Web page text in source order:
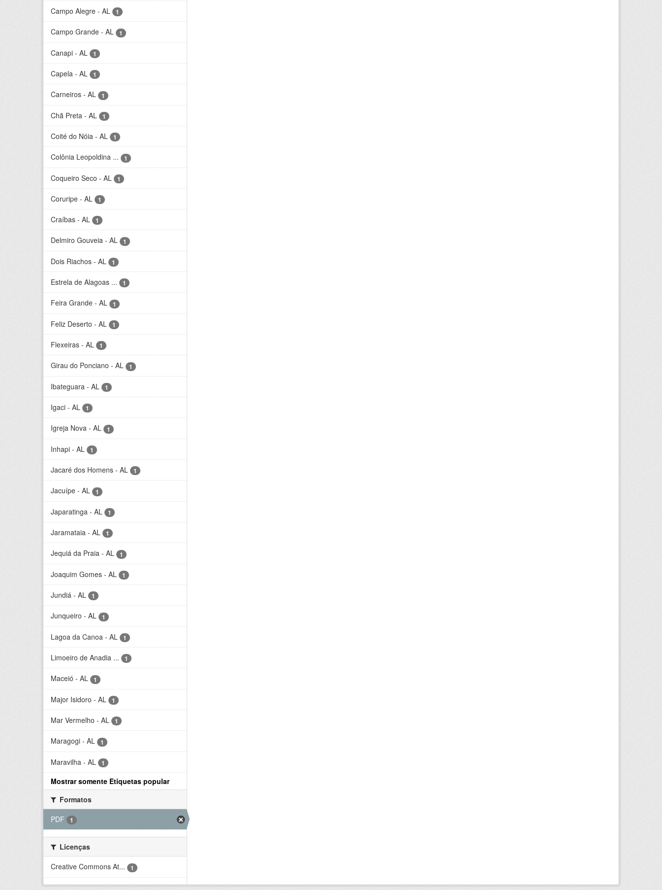
Campo Alegre - AL 1
Campo Grande - AL 1
Canapi - AL 1
Capela - AL 1
Carneiros - AL 1
Chã Preta - AL 1
Coité do Nóia - AL 1
Colônia Leopoldina ... 1
Coqueiro Seco - AL 1
Coruripe - AL 1
Craíbas - AL 1
Delmiro Gouveia - AL 1
Dois Riachos - AL 1
Estrela de Alagoas ... 1
Feira Grande - AL 1
Feliz Deserto - AL 1
Flexeiras - AL 1
Girau do Ponciano - AL 1
Ibateguara - AL 1
Igaci - AL 1
Igreja Nova - AL 1
Inhapi - AL 1
Jacaré dos Homens - AL 1
Jacuípe - AL 1
Japaratinga - AL 1
Jaramataia - AL 1
Jequiá da Praia - AL 1
Joaquim Gomes - AL 1
Jundiá - AL 1
Junqueiro - AL 1
Lagoa da Canoa - AL 1
Limoeiro de Anadia ... 1
Maceió - AL 1
Major Isidoro - AL 1
Mar Vermelho - AL 1
Maragogi - AL 1
Maravilha - AL 1
Mostrar somente Etiquetas popular
Formatos
PDF
1
Licenças
Creative Commons At...
1